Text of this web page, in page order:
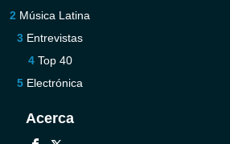
Música Latina
Entrevistas
Top 40
Electrónica
Acerca